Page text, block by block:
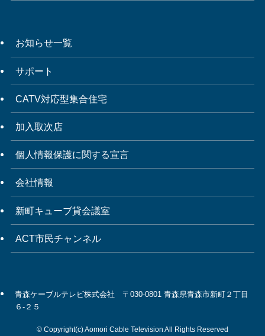
お知らせ一覧
サポート
CATV対応型集合住宅
加入取次店
個人情報保護に関する宣言
会社情報
新町キューブ貸会議室
ACT市民チャンネル
青森ケーブルテレビ株式会社 〒030-0801 青森県青森市新町２丁目
６-２５
© Copyright(c) Aomori Cable Television All Rights Reserved